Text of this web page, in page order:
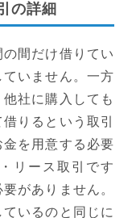
の詳細
間だけ借りてい
いません。一方
社に購入しても
りるという取引
を用意する必要
リース取引です
がありません。
いるのと同じに